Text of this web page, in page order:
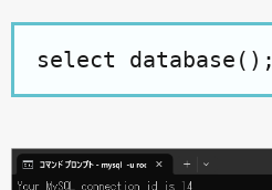
select database();